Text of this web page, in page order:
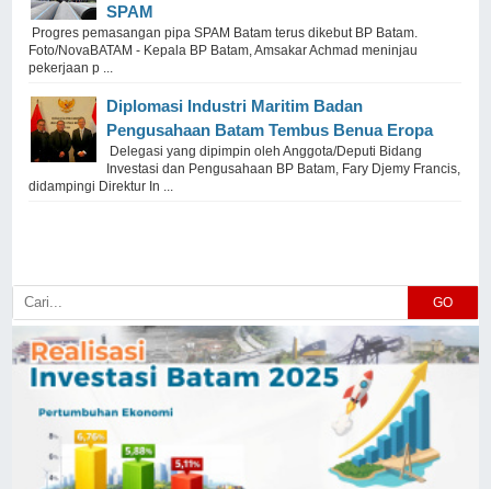
SPAM
Progres pemasangan pipa SPAM Batam terus dikebut BP Batam.
Foto/NovaBATAM - Kepala BP Batam, Amsakar Achmad meninjau
pekerjaan p ...
Diplomasi Industri Maritim Badan
Pengusahaan Batam Tembus Benua Eropa
Delegasi yang dipimpin oleh Anggota/Deputi Bidang
Investasi dan Pengusahaan BP Batam, Fary Djemy Francis,
didampingi Direktur In ...
GO